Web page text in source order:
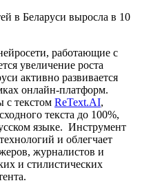
работающие с
увеличение роста
активно развивается
онлайн-платформ.
с текстом ReText.AI,
текста до 100%,
языке. Инструмент
и облегчает
журналистов и
и стилистических